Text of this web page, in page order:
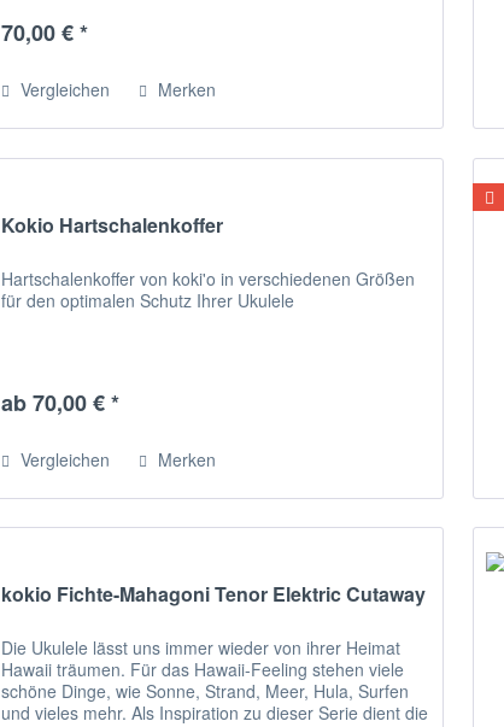
70,00 € *
Vergleichen Merken
Kokio Hartschalenkoffer
Hartschalenkoffer von koki'o in verschiedenen Größen
für den optimalen Schutz Ihrer Ukulele
ab 70,00 € *
Vergleichen Merken
kokio Fichte-Mahagoni Tenor Elektric Cutaway
Die Ukulele lässt uns immer wieder von ihrer Heimat
Hawaii träumen. Für das Hawaii-Feeling stehen viele
schöne Dinge, wie Sonne, Strand, Meer, Hula, Surfen
und vieles mehr. Als Inspiration zu dieser Serie dient die